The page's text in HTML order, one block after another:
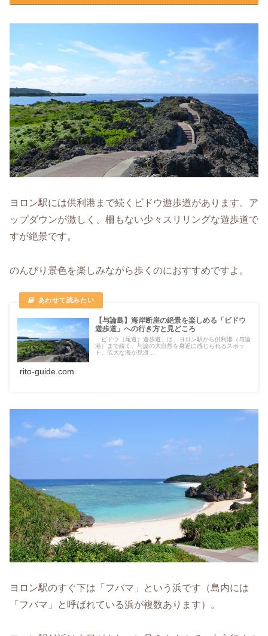
ヨロン駅には供利港まで続くビドウ遊歩道があります。ア
ップダウンが激しく、柵もない少々スリリングな遊歩道で
すが絶景です。
のんびり景色を楽しみながら歩くのにおすすめですよ。
【与論島】海岸断崖の絶景を楽しめる「ビドウ
遊歩道」への行き方と見どころ
「ビドウ（尾道）遊歩道」は、ヨロン駅から供利港（与論
港）まで続く、与論の大自然を身近に感じられるスポッ
ト。広大な海が見渡...
rito-guide.com
ヨロン駅のすぐ下は「フバマ」という浜です（島内には
「フバマ」と呼ばれている浜が複数あります）。